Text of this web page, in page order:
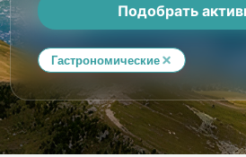
Подобрать
Гастрономические